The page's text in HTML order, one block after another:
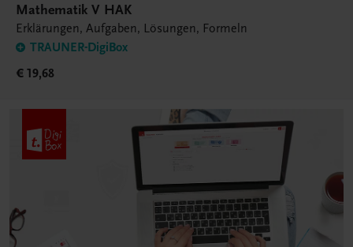
Mathematik V HAK
Erklärungen, Aufgaben, Lösungen, Formeln
TRAUNER-DigiBox
€ 19,68